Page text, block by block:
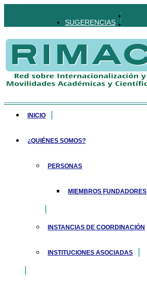
SUGERENCIAS
INICIO
¿QUIÉNES SOMOS?
PERSONAS
MIEMBROS FUNDADORES
INSTANCIAS DE COORDINACIÓN
INSTITUCIONES ASOCIADAS